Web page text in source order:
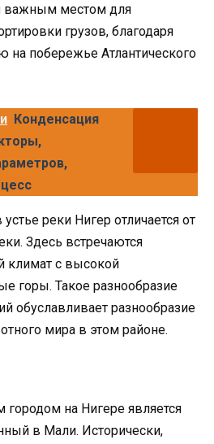
важным местом для
грузов, благодаря
на побережье Атлантического
Конденсация
реки Нигер отличается от
Здесь встречаются
климат с высокой
горы. Такое разнообразие
обуславливает разнообразие
мира в этом районе.
на Нигере является
в Мали. Исторически,